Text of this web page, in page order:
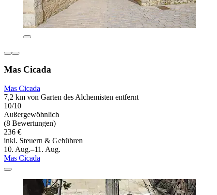
Mas Cicada
Mas Cicada
7,2 km von Garten des Alchemisten entfernt
10/10
Außergewöhnlich
(8 Bewertungen)
236 €
inkl. Steuern & Gebühren
10. Aug.–11. Aug.
Mas Cicada